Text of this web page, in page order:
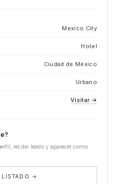
Mexico City
Hotel
Ciudad de México
Urbano
Visitar →
recibir leads y aparecer como
LISTADO →